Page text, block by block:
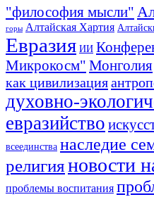
"философия мысли"
горы Алтайская Хартия
Евразия ИИ
Микрокосм" Монголия
как цивилизация
духовно-
евразийство
всеединства наследие
религияновости
проблемы воспитания